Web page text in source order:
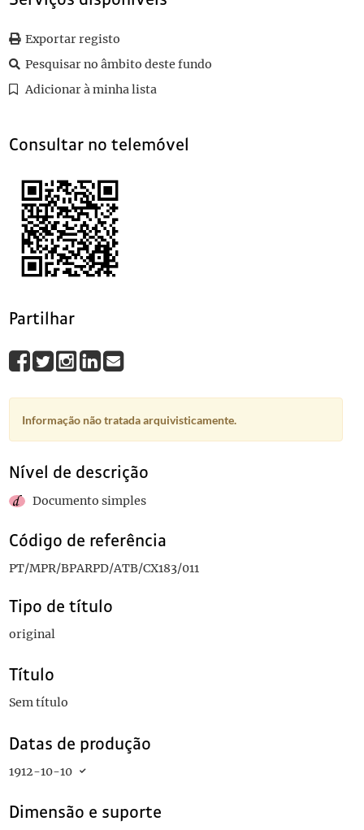
013 Sem título 1912-10-12
015 Sem título 1912-11-26
016 Sem título 1912-12-03
(...)
Exportar registo
Pesquisar no âmbito deste fundo
Adicionar à minha lista
Consultar no telemóvel
Partilhar
Informação não tratada arquivisticamente.
Nível de descrição
Documento simples
Código de referência
PT/MPR/BPARPD/ATB/CX183/011
Tipo de título
original
Título
Sem título
Datas de produção
1912-10-10
Dimensão e suporte